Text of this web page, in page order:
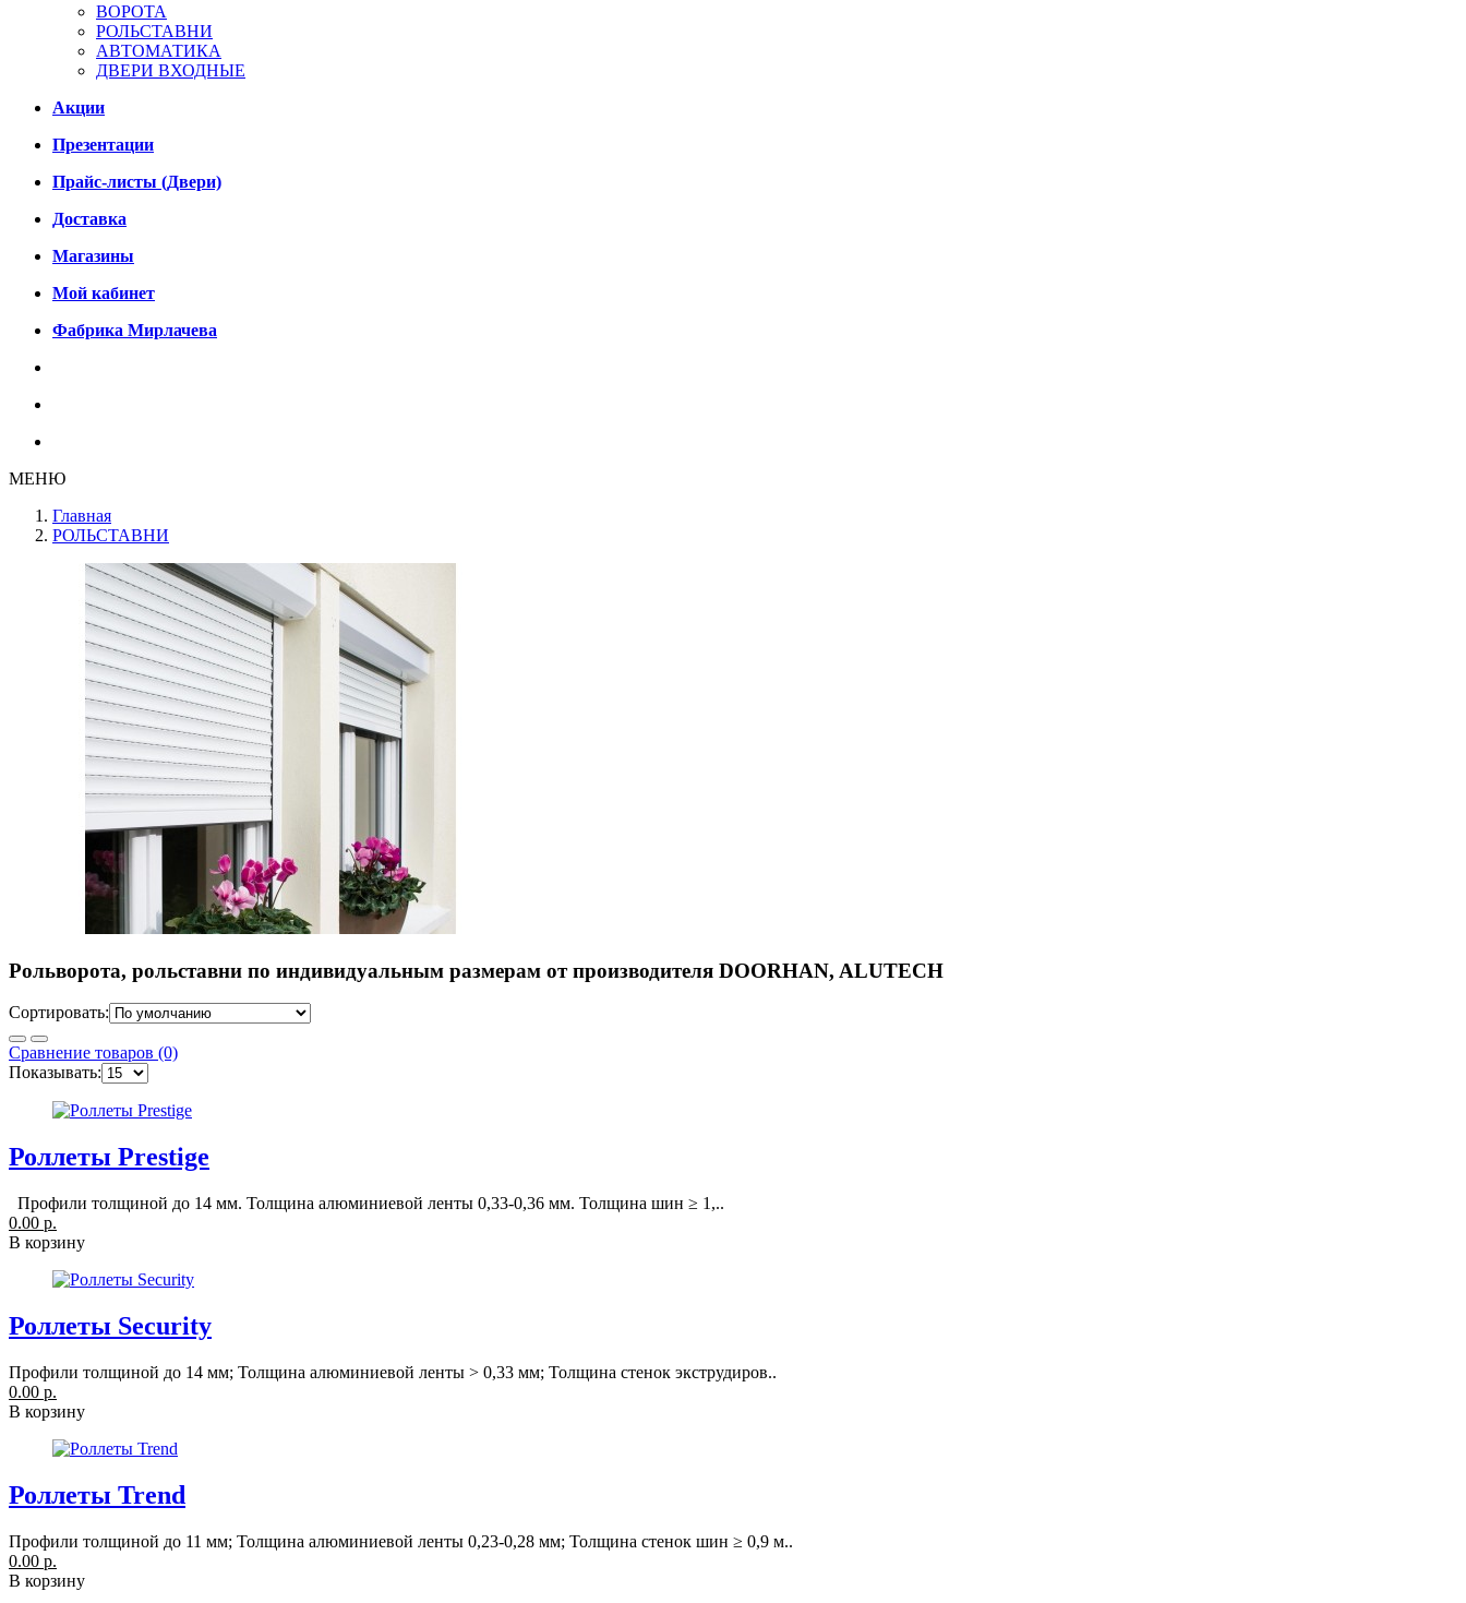
ВОРОТА
РОЛЬСТАВНИ
АВТОМАТИКА
ДВЕРИ ВХОДНЫЕ
Акции
Презентации
Прайс-листы (Двери)
Доставка
Магазины
Мой кабинет
Фабрика Мирлачева
МЕНЮ
Главная
РОЛЬСТАВНИ
Рольворота, рольставни по индивидуальным размерам от производителя DOORHAN, ALUTECH
Сортировать:
Сравнение товаров (0)
Показывать:
Роллеты Prestige
Профили толщиной до 14 мм. Толщина алюминиевой ленты 0,33-0,36 мм. Толщина шин ≥ 1,..
0.00 р.
В корзину
Роллеты Security
Профили толщиной до 14 мм; Толщина алюминиевой ленты > 0,33 мм; Толщина стенок экструдиров..
0.00 р.
В корзину
Роллеты Trend
Профили толщиной до 11 мм; Толщина алюминиевой ленты 0,23-0,28 мм; Толщина стенок шин ≥ 0,9 м..
0.00 р.
В корзину